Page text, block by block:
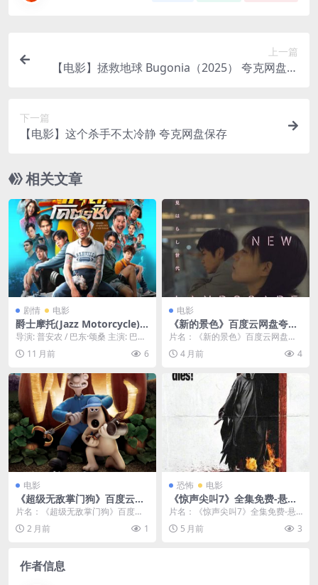
上一篇
【电影】拯救地球 Bugonia（2025） 夸克网盘保
下一篇
【电影】这个杀手不太冷静 夸克网盘保存
相关文章
剧情 电影
爵士摩托(Jazz Motorcycle)-2
025-剧情/音乐-免费下载 🎷一
部充满爵士乐与公路元素的电
影，一个失意的爵士乐手，骑
场横跨美国的“寻音”之旅🎷｜
导演: 普安农 / 巴东·颂桑 主演: 巴东·
颂桑 类型: 喜剧 资源下载：爵士...
11 月前 6
电影
《新的景色》百度云网盘夸克
下载.阿里云盘.中字.(2025)
片名：《新的景色》百度云网盘夸
克下载.阿里云盘.中字.(2025) 分
类：电影 ...
4 月前 4
电影
《超级无敌掌门狗》百度云网
盘夸克下载.阿里云盘.中字.(20
05)
片名：《超级无敌掌门狗》百度云
网盘夸克下载.阿里云盘.中字.(200
5) 分类：...
2 月前 1
恐怖 电影
《惊声尖叫7》全集免费-悬疑/
惊悚/恐怖-未删减-美国电影-2
026-限时转存[夸克/百度云]
片名：《惊声尖叫7》全集免费-悬
疑/惊悚/恐怖-未删减-美国电影-202
6-限时...
5 月前 3
作者信息